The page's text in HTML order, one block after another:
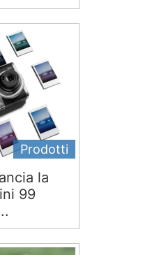
Prodotti
la
99